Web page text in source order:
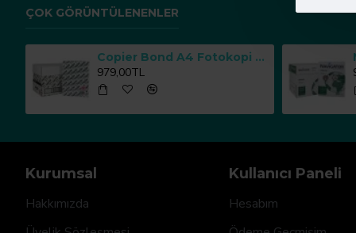
ÇOK GÖRÜNTÜLENENLER
Copier Bond A4 Fotokopi Kağıdı 80 g/m² 500 Yaprak x 5 Paket
979,00TL
Kurumsal
Hakkımızda
Kullanıcı Paneli
Hesabım